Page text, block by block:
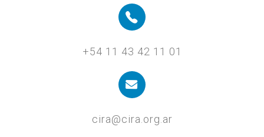
+54 11 43 42 11 01
cira@cira.org.ar